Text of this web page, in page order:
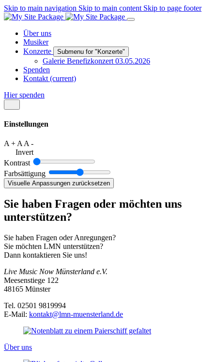
Skip to main navigation Skip to main content Skip to page footer
Über uns
Musiker
Konzerte
Submenu for "Konzerte"
Galerie Benefizkonzert 03.05.2026
Spenden
Kontakt (current)
Hier spenden
Einstellungen
A + A A -
Invert
Kontrast
Farbsättigung
Visuelle Anpassungen zurücksetzen
Sie haben Fragen oder möchten uns
unterstützen?
Sie haben Fragen oder Anregungen?
Sie möchten LMN unterstützen?
Dann kontaktieren Sie uns!
Live Music Now Münsterland e.V.
Meesenstiege 122
48165 Münster
Tel. 02501 9819994
E-Mail: kontakt@lmn-muensterland.de
Über uns